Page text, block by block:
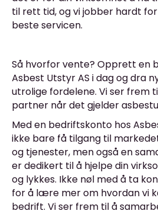
til rett tid, og vi jobber hardt
beste servicen.
Så hvorfor vente? Opprett en
Asbest Utstyr AS i dag og dra
utrolige fordelene. Vi ser frem
partner når det gjelder
Med en bedriftskonto hos
ikke bare få tilgang til
og tjenester, men også en
er dedikert til å hjelpe din
og lykkes. Ikke nøl med å ta
for å lære mer om hvordan vi
bedrift. Vi ser frem til å